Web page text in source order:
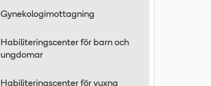
Gynekologimottagning
Habiliteringscenter för barn och
ungdomar
Habiliteringscenter för vuxna